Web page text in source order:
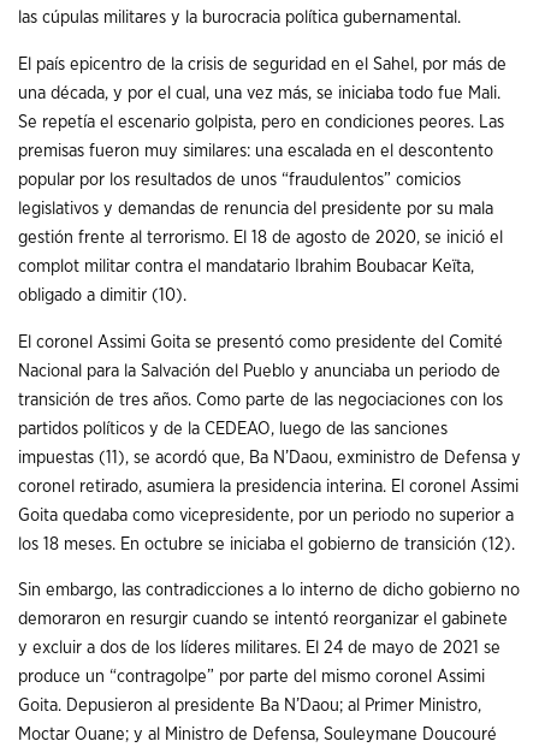
las cúpulas militares y la burocracia política gubernamental.
El país epicentro de la crisis de seguridad en el Sahel, por más de
una década, y por el cual, una vez más, se iniciaba todo fue Mali.
Se repetía el escenario golpista, pero en condiciones peores. Las
premisas fueron muy similares: una escalada en el descontento
popular por los resultados de unos “fraudulentos” comicios
legislativos y demandas de renuncia del presidente por su mala
gestión frente al terrorismo. El 18 de agosto de 2020, se inició el
complot militar contra el mandatario Ibrahim Boubacar Keïta,
obligado a dimitir (10).
El coronel Assimi Goita se presentó como presidente del Comité
Nacional para la Salvación del Pueblo y anunciaba un periodo de
transición de tres años. Como parte de las negociaciones con los
partidos políticos y de la CEDEAO, luego de las sanciones
impuestas (11), se acordó que, Ba N’Daou, exministro de Defensa y
coronel retirado, asumiera la presidencia interina. El coronel Assimi
Goita quedaba como vicepresidente, por un periodo no superior a
los 18 meses. En octubre se iniciaba el gobierno de transición (12).
Sin embargo, las contradicciones a lo interno de dicho gobierno no
demoraron en resurgir cuando se intentó reorganizar el gabinete
y excluir a dos de los líderes militares. El 24 de mayo de 2021 se
produce un “contragolpe” por parte del mismo coronel Assimi
Goita. Depusieron al presidente Ba N’Daou; al Primer Ministro,
Moctar Ouane; y al Ministro de Defensa, Souleymane Doucouré